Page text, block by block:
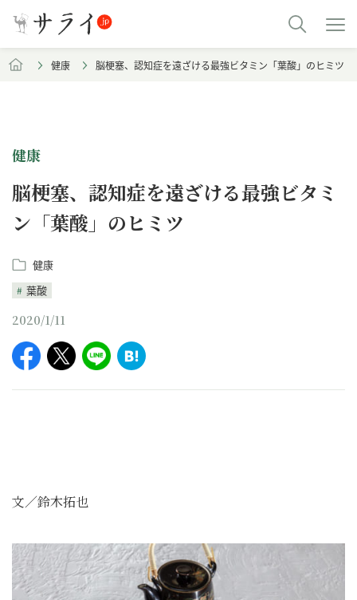
健康 脳梗塞、認知症を遠ざける最強ビタミン「葉酸」のヒミツ
健康
脳梗塞、認知症を遠ざける最強ビタミ
ン「葉酸」のヒミツ
健康
葉酸
2020/1/11
文／鈴木拓也